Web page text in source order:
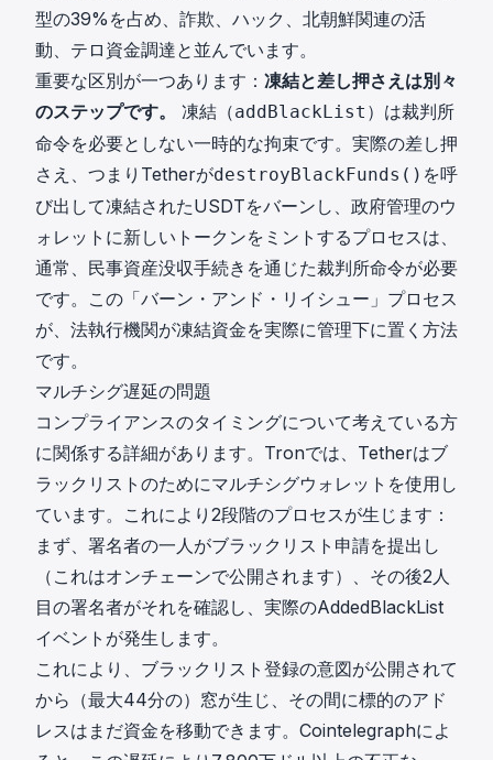
型の39%を占め、詐欺、ハック、北朝鮮関連の活
動、テロ資金調達と並んでいます。
重要な区別が一つあります： 凍結と差し押さえは別々
のステップです。
凍結（addBlackList ）は裁判所
命令を必要としない一時的な拘束です。実際の差し押
さえ、つまりTetherがdestroyBlackFunds() を呼
び出して凍結されたUSDTをバーンし、政府管理のウ
ォレットに新しいトークンをミントするプロセスは、
通常、民事資産没収手続きを通じた裁判所命令が必要
です。この 「バーン・アンド・リイシュー」プロセス
が、法執行機関が凍結資金を実際に管理下に置く方法
です。
マルチシグ遅延の問題
コンプライアンスのタイミングについて考えている方
に関係する詳細があります。Tronでは、Tetherはブ
ラックリストのためにマルチシグウォレットを使用し
ています。これにより2段階のプロセスが生じます：
まず、署名者の一人がブラックリスト申請を提出し
（これはオンチェーンで公開されます）、その後2人
目の署名者がそれを確認し、実際のAddedBlackList
イベントが発生します。
これにより、ブラックリスト登録の意図が公開されて
から（最大44分の）窓が生じ、その間に標的のアド
レスはまだ資金を移動できます。 Cointelegraphによ